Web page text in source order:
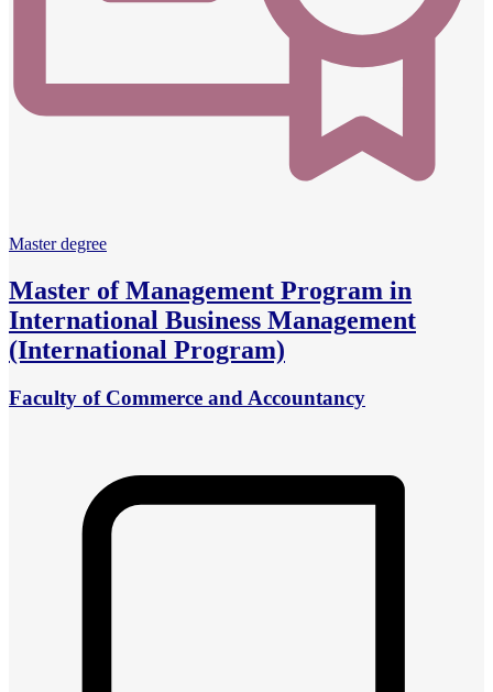
Master degree
Master of Management Program in
International Business Management
(International Program)
Faculty of Commerce and Accountancy